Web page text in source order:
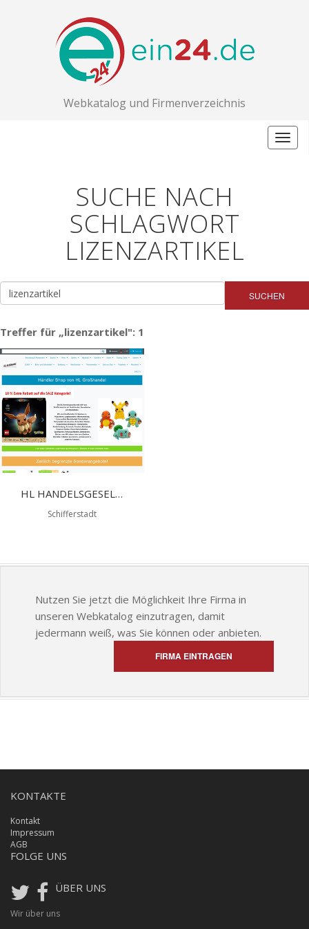
Webkatalog und Firmenverzeichnis
SUCHE NACH
SCHLAGWORT
LIZENZARTIKEL
SUCHEN
Treffer für „lizenzartikel": 1
HL HANDELSGESELLSCHAFT MBH
Schifferstadt
Nutzen Sie jetzt die Möglichkeit Ihre Firma in
unseren Webkatalog einzutragen, damit
jedermann weiß, was Sie können oder anbieten.
FIRMA EINTRAGEN
KONTAKTE
Kontakt
Impressum
AGB
FOLGE UNS
ÜBER UNS
Wir über uns